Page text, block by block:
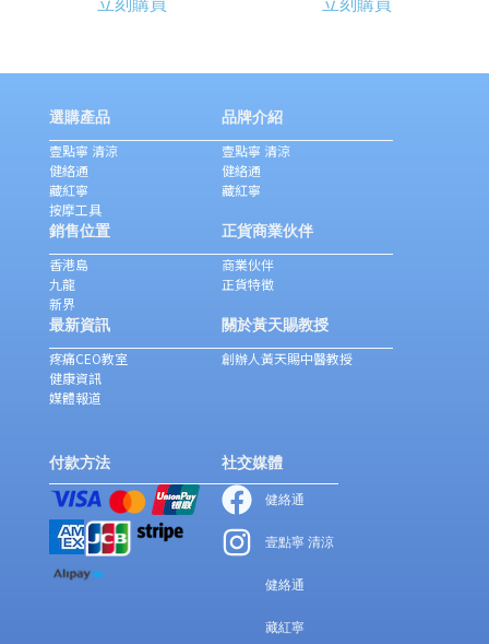
選購產品
壹點寧 清涼
健絡通
藏紅寧
按摩工具
品牌介紹
壹點寧 清涼
健絡通
藏紅寧
銷售位置
香港島
九龍
新界
正貨商業伙伴
商業伙伴
正貨特徵
最新資訊
疼痛CEO教室
健康資訊
媒體報道
關於黃天賜教授
創辦人黃天賜中醫教授
付款方法 社交媒體
健絡通
壹點寧 清涼
健絡通
藏紅寧